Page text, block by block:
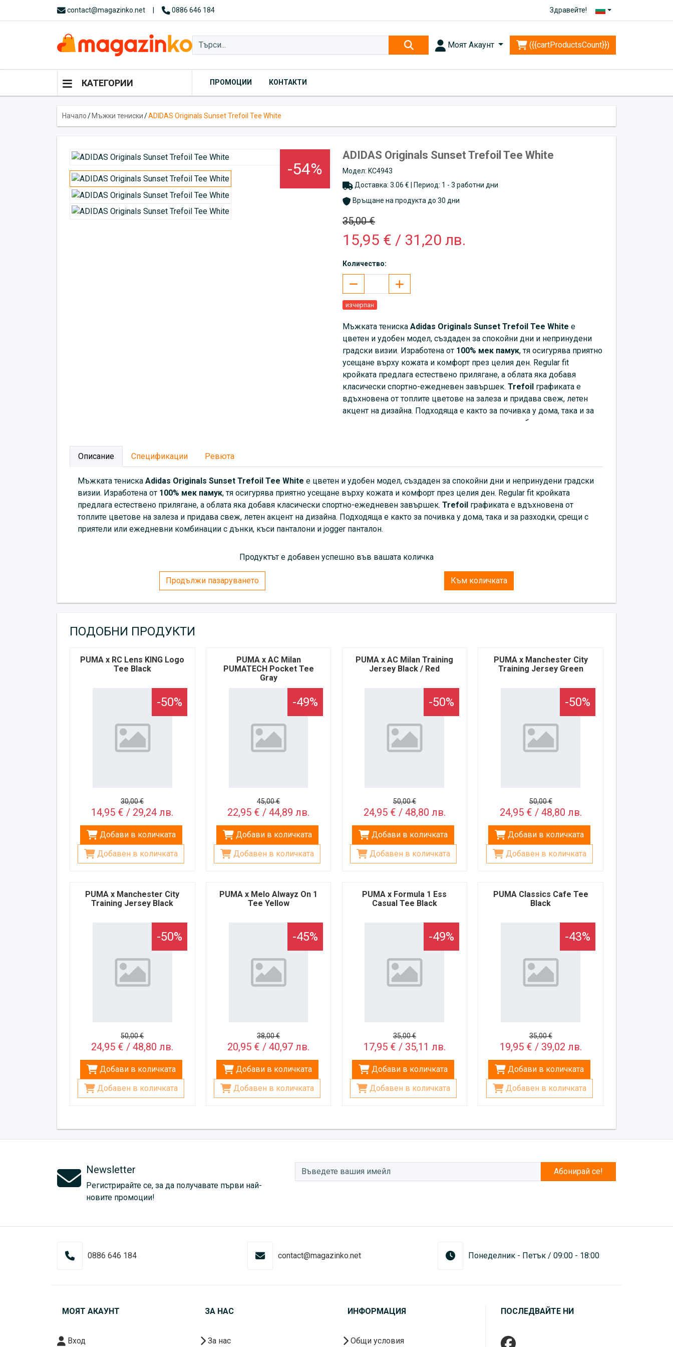
contact@magazinko.net 0886 646 184 Здравейте!
Моят Акаунт ({{cartProductsCount}})
КАТЕГОРИИ ПРОМОЦИИ КОНТАКТИ
Начало/ Мъжки тениски/ADIDAS Originals Sunset Trefoil Tee White
-54%
ADIDAS Originals Sunset Trefoil Tee White
Модел: KC4943
Доставка: 3.06 € | Период: 1 - 3 работни дни
Връщане на продукта до 30 дни
35,00 €
15,95 € / 31,20 лв.
Количество:
изчерпан
Мъжката тениска Adidas Originals Sunset Trefoil Tee White е
цветен и удобен модел, създаден за спокойни дни и непринудени
градски визии. Изработена от 100% мек памук, тя осигурява приятно
усещане върху кожата и комфорт през целия ден. Regular fit
кройката предлага естествено прилягане, а облата яка добавя
класически спортно-ежедневен завършек. Trefoil графиката е
вдъхновена от топлите цветове на залеза и придава свеж, летен
акцент на дизайна. Подходяща е както за почивка у дома, така и за
разходки, срещи с приятели или ежедневни комбинации с дънки,
Описание Спецификации Ревюта
Мъжката тениска Adidas Originals Sunset Trefoil Tee White е цветен и удобен модел, създаден за спокойни дни и непринудени градски
визии. Изработена от 100% мек памук, тя осигурява приятно усещане върху кожата и комфорт през целия ден. Regular fit кройката
предлага естествено прилягане, а облата яка добавя класически спортно-ежедневен завършек. Trefoil графиката е вдъхновена от
топлите цветове на залеза и придава свеж, летен акцент на дизайна. Подходяща е както за почивка у дома, така и за разходки, срещи с
приятели или ежедневни комбинации с дънки, къси панталони и jogger панталон.
Продуктът е добавен успешно във вашата количка
Продължи пазаруването Към количката
ПОДОБНИ ПРОДУКТИ
PUMA x RC Lens KING Logo
Tee Black
-50%
30,00 €
14,95 € / 29,24 лв.
Добави в количката
Добавен в количката
PUMA x AC Milan
PUMATECH Pocket Tee
Gray
-49%
45,00 €
22,95 € / 44,89 лв.
Добави в количката
Добавен в количката
PUMA x AC Milan Training
Jersey Black / Red
-50%
50,00 €
24,95 € / 48,80 лв.
Добави в количката
Добавен в количката
PUMA x Manchester City
Training Jersey Green
-50%
50,00 €
24,95 € / 48,80 лв.
Добави в количката
Добавен в количката
PUMA x Manchester City
Training Jersey Black
-50%
50,00 €
24,95 € / 48,80 лв.
Добави в количката
Добавен в количката
PUMA x Melo Alwayz On 1
Tee Yellow
-45%
38,00 €
20,95 € / 40,97 лв.
Добави в количката
Добавен в количката
PUMA x Formula 1 Ess
Casual Tee Black
-49%
35,00 €
17,95 € / 35,11 лв.
Добави в количката
Добавен в количката
PUMA Classics Cafe Tee
Black
-43%
35,00 €
19,95 € / 39,02 лв.
Добави в количката
Добавен в количката
Newsletter
Регистрирайте се, за да получавате първи най-
новите промоции!
Абонирай се!
0886 646 184 contact@magazinko.net Понеделник - Петък / 09:00 - 18:00
МОЯТ АКАУНТ
Вход
ЗА НАС
За нас
ИНФОРМАЦИЯ
Общи условия
ПОСЛЕДВАЙТЕ НИ